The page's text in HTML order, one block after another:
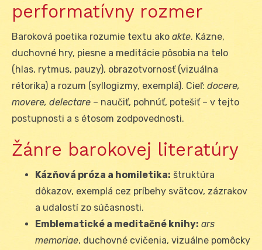
performatívny rozmer
Baroková poetika rozumie textu ako akte. Kázne,
duchovné hry, piesne a meditácie pôsobia na telo
(hlas, rytmus, pauzy), obrazotvornosť (vizuálna
rétorika) a rozum (syllogizmy, exemplá). Cieľ: docere,
movere, delectare – naučiť, pohnúť, potešiť – v tejto
postupnosti a s étosom zodpovednosti.
Žánre barokovej literatúry
Kázňová próza a homiletika: štruktúra
dôkazov, exemplá cez príbehy svätcov, zázrakov
a udalostí zo súčasnosti.
Emblematické a meditačné knihy: ars
memoriae, duchovné cvičenia, vizuálne pomôcky